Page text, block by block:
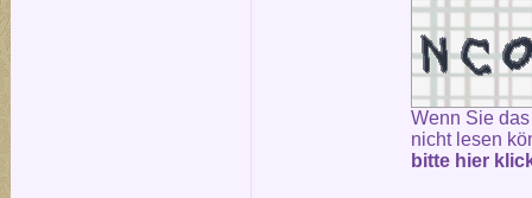
Wenn Sie
nicht lesen
bitte hier